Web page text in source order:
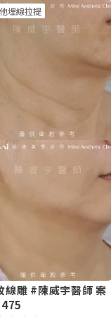
埋線拉提
線雕 #陳威宇醫師 案